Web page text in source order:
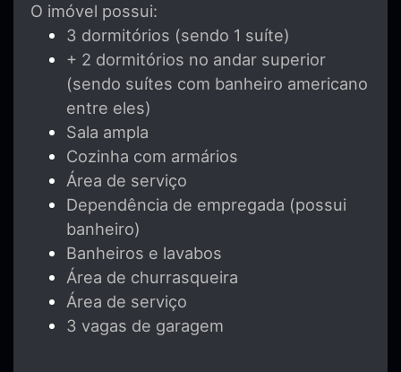
O imóvel possui:
3 dormitórios (sendo 1 suíte)
+ 2 dormitórios no andar superior
(sendo suítes com banheiro americano
entre eles)
Sala ampla
Cozinha com armários
Área de serviço
Dependência de empregada (possui
banheiro)
Banheiros e lavabos
Área de churrasqueira
Área de serviço
3 vagas de garagem